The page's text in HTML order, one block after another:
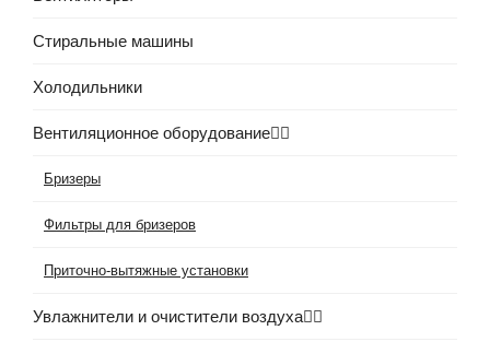
Стиральные машины
Холодильники
Вентиляционное оборудование
Бризеры
Фильтры для бризеров
Приточно-вытяжные установки
Увлажнители и очистители воздуха